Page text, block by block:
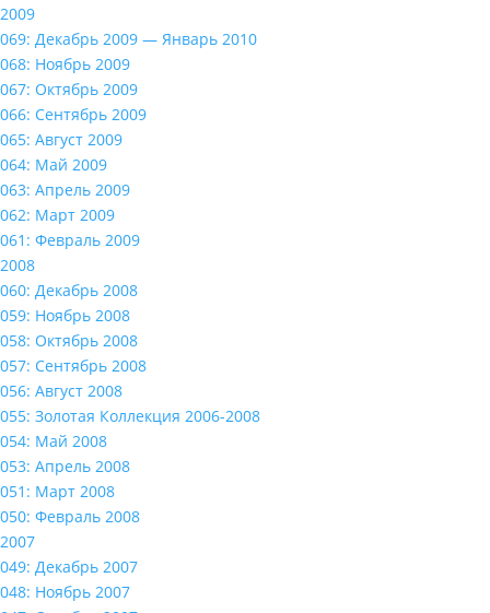
2009
069: Декабрь 2009 — Январь 2010
068: Ноябрь 2009
067: Октябрь 2009
066: Сентябрь 2009
065: Август 2009
064: Май 2009
063: Апрель 2009
062: Март 2009
061: Февраль 2009
2008
060: Декабрь 2008
059: Ноябрь 2008
058: Октябрь 2008
057: Сентябрь 2008
056: Август 2008
055: Золотая Коллекция 2006-2008
054: Май 2008
053: Апрель 2008
051: Март 2008
050: Февраль 2008
2007
049: Декабрь 2007
048: Ноябрь 2007